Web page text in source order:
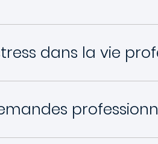
dans la vie